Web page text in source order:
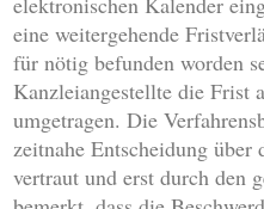
eine weitergehende
für nötig befunden worden
Kanzleiangestellte die Frist
umgetragen. Die
zeitnahe Entscheidung über
vertraut und erst durch den